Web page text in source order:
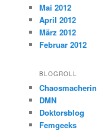
Mai 2012
April 2012
März 2012
Februar 2012
BLOGROLL
Chaosmacherin
DMN
Doktorsblog
Femgeeks